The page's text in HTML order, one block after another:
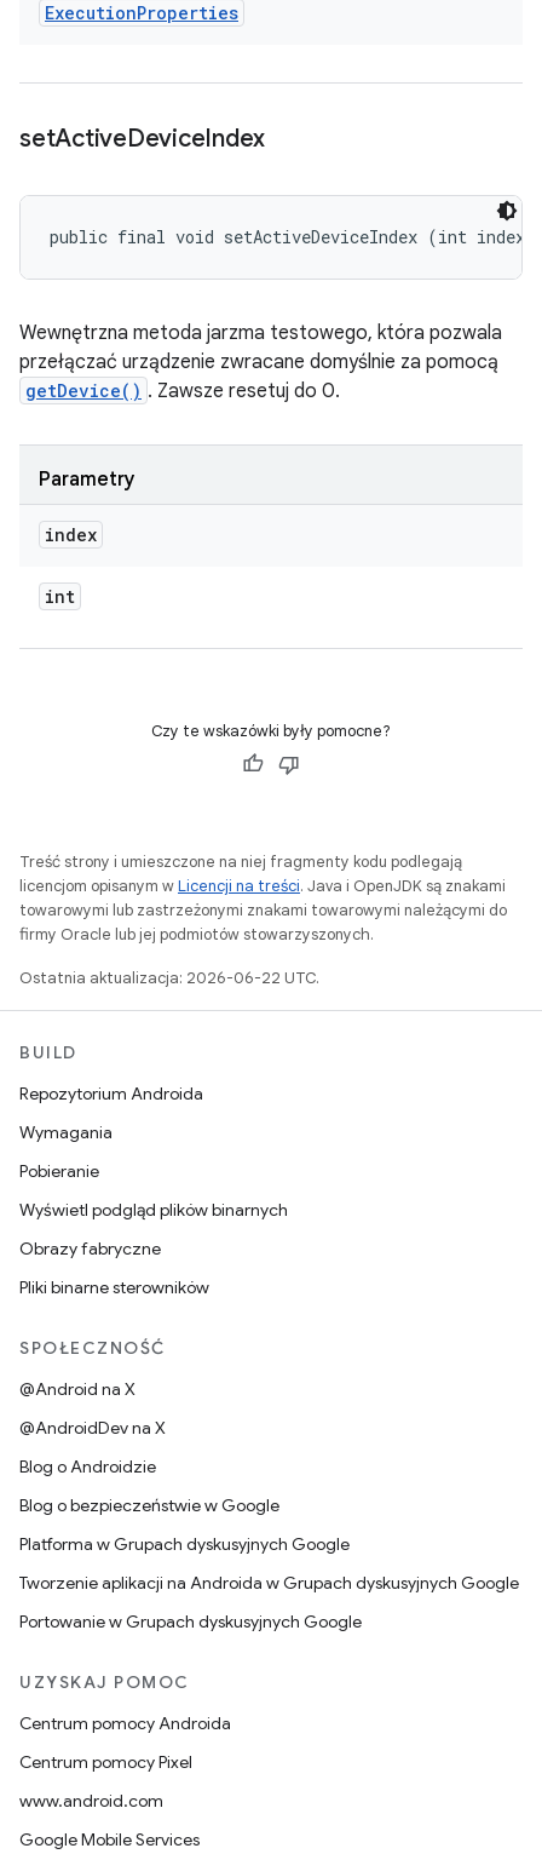
ExecutionProperties
setActiveDeviceIndex
public final void setActiveDeviceIndex (int index)
Wewnętrzna metoda jarzma testowego, która pozwala
przełączać urządzenie zwracane domyślnie za pomocą
getDevice() . Zawsze resetuj do 0.
Parametry
index
int
Czy te wskazówki były pomocne?
Treść strony i umieszczone na niej fragmenty kodu podlegają
licencjom opisanym wLicencji na treści. Java i OpenJDK są znakami
towarowymi lub zastrzeżonymi znakami towarowymi należącymi do
firmy Oracle lub jej podmiotów stowarzyszonych.
Ostatnia aktualizacja: 2026-06-22 UTC.
BUILD
Repozytorium Androida
Wymagania
Pobieranie
Wyświetl podgląd plików binarnych
Obrazy fabryczne
Pliki binarne sterowników
SPOŁECZNOŚĆ
@Android na X
@AndroidDev na X
Blog o Androidzie
Blog o bezpieczeństwie w Google
Platforma w Grupach dyskusyjnych Google
Tworzenie aplikacji na Androida w Grupach dyskusyjnych Google
Portowanie w Grupach dyskusyjnych Google
UZYSKAJ POMOC
Centrum pomocy Androida
Centrum pomocy Pixel
www.android.com
Google Mobile Services